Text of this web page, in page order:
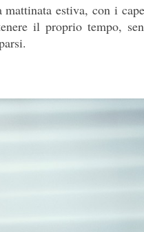
mattinata estiva, con i
il proprio tempo,